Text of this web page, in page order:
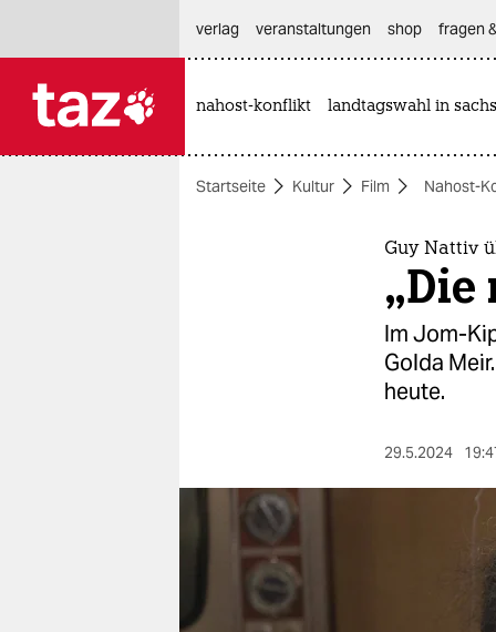
themen
berlin
nord
wahrheit
verlag
veranstaltungen shop fragen
nahost-konflikt landtagswahl in
Startseite Kultur Film Nahost-
Guy Nattiv
„Die
Im Jom-
Golda
heute.
29.5.2024